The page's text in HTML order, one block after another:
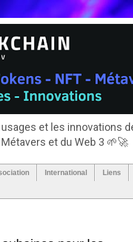
et les innovations
et du Web 3 🌱🚀
International Liens